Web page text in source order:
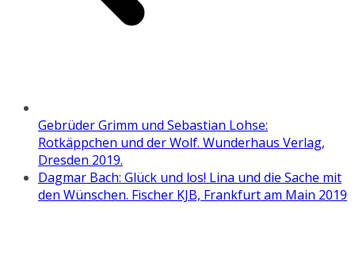
Gebrüder Grimm und Sebastian Lohse:
Rotkäppchen und der Wolf. Wunderhaus Verlag,
Dresden 2019.
Dagmar Bach: Glück und los! Lina und die Sache mit
den Wünschen. Fischer KJB, Frankfurt am Main 2019